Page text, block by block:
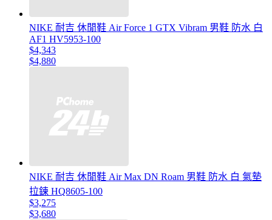
NIKE 耐吉 休閒鞋 Air Force 1 GTX Vibram 男鞋 防水 白
AF1 HV5953-100
$4,343
$4,880
NIKE 耐吉 休閒鞋 Air Max DN Roam 男鞋 防水 白 氣墊
拉鍊 HQ8605-100
$3,275
$3,680